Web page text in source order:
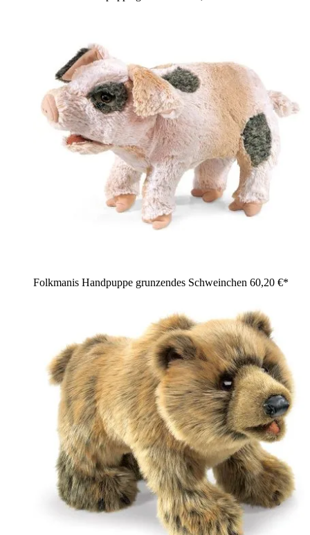
Folkmanis Handpuppe grunzendes Schweinchen 60,20 €*